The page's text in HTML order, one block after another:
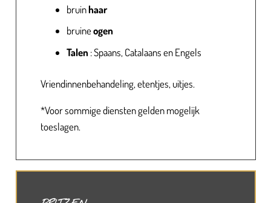
bruinhaar
bruineogen
Talen: Spaans, Catalaans en Engels
Vriendinnenbehandeling, etentjes, uitjes.
*Voor sommige diensten gelden mogelijk
toeslagen.